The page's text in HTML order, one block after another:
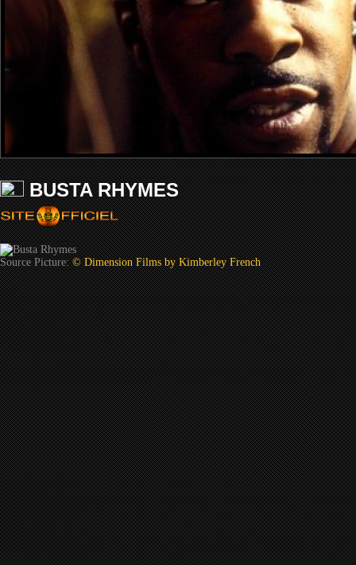
BUSTA RHYMES
Source Picture:© Dimension Films by Kimberley French